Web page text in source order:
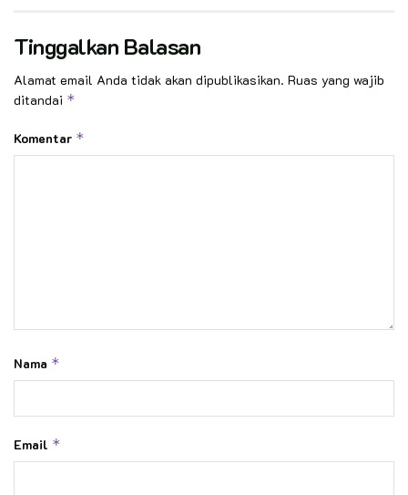
Tinggalkan Balasan
Alamat email Anda tidak akan dipublikasikan. Ruas yang wajib
ditandai *
Komentar *
Nama *
Email *